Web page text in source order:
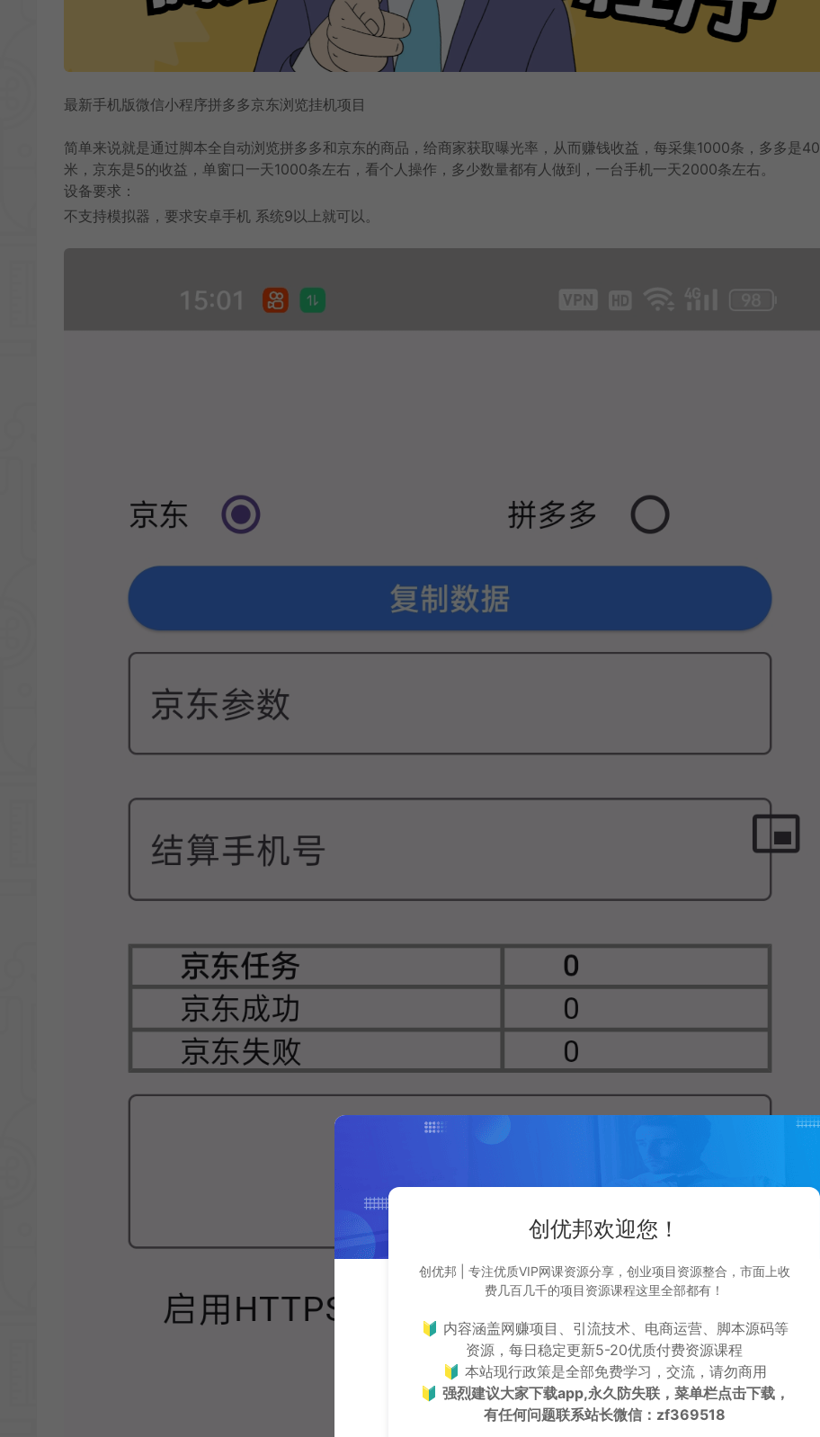
最新手机版微信小程序拼多多京东浏览挂机项目
简单来说就是通过脚本全自动浏览拼多多和京东的商品，给商家获取曝光率，从而赚钱收益，每采集1000条，多多是40
米，京东是5的收益，单窗口一天1000条左右，看个人操作，多少数量都有人做到，一台手机一天2000条左右。
设备要求：
不支持模拟器，要求安卓手机 系统9以上就可以。
创优邦欢迎您！
创优邦 | 专注优质VIP网课资源分享，创业项目资源整合，市面上收
费几百几千的项目资源课程这里全部都有！
🔰 内容涵盖网赚项目、引流技术、电商运营、脚本源码等
资源，每日稳定更新5-20优质付费资源课程
🔰 本站现行政策是全部免费学习，交流，请勿商用
🔰 强烈建议大家下载app,永久防失联，菜单栏点击下载，
有任何问题联系站长微信：zf369518